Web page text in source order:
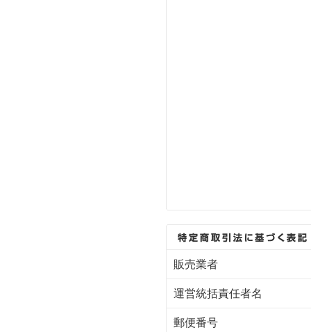
販売業者
運営統括責任者名
郵便番号